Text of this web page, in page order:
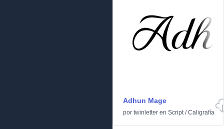
Adhun Mage
por twinletter en Script/Caligrafía